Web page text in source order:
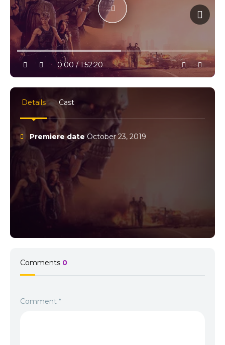
10% progress
play
volume0:00 / 1:52:20 settings
full
Details Cast
Premiere dateOctober 23, 2019
Comments 0
Comment *